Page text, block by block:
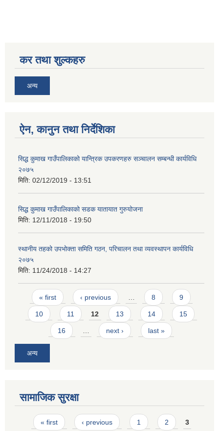
कर तथा शुल्कहरु
अन्य
ऐन, कानुन तथा निर्देशिका
सिद्ध कुमाख गाउँपालिकाको यान्त्रिक उपकरणहरु सञ्चालन सम्बन्धी कार्यविधि
२०७५
मिति: 02/12/2019 - 13:51
सिद्ध कुमाख गाउँपालिकाको सडक यातायात गुरुयोजना
मिति: 12/11/2018 - 19:50
स्थानीय तहको उपभोक्ता समिति गठन, परिचालन तथा व्यवस्थापन कार्यविधि
२०७५
मिति: 11/24/2018 - 14:27
Pages
« first ‹ previous 8 9
10 11 12 13 14 15
16 next › last »
अन्य
सामाजिक सुरक्षा
Pages
« first ‹ previous 1 2 3